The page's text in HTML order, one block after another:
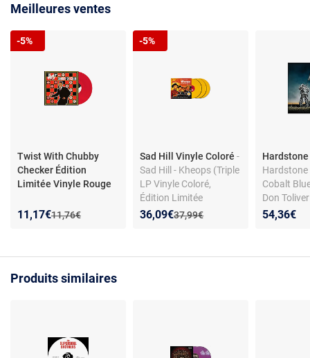
Meilleures ventes
Twist With Chubby
Checker Édition
Limitée Vinyle Rouge
Ancien prix :
11,76€
Nouveau prix :
11,17€
Réduction de :
-5%
Sad Hill Vinyle Coloré-
Sad Hill - Kheops (Triple
LP Vinyle Coloré,
Édition Limitée
Parlophone)Ancien prix :
37,99€
Nouveau prix :
36,09€
Réduction de :
-5%
Cobalt
Don
54,36€
Produits similaires